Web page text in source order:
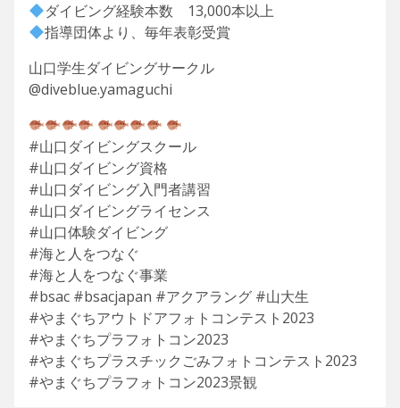
ダイビング経験本数 13,000本以上
指導団体より、毎年表彰受賞
山口学生ダイビングサークル
@diveblue.yamaguchi
#山口ダイビングスクール
#山口ダイビング資格
#山口ダイビング入門者講習
#山口ダイビングライセンス
#山口体験ダイビング
#海と人をつなぐ
#海と人をつなぐ事業
#bsac #bsacjapan #アクアラング #山大生
#やまぐちアウトドアフォトコンテスト2023
#やまぐちプラフォトコン2023
#やまぐちプラスチックごみフォトコンテスト2023
#やまぐちプラフォトコン2023景観